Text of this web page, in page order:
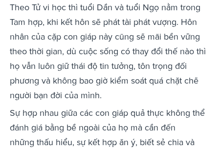
Theo Tử vi học thì tuổi Dần và tuổi Ngọ nằm trong
Tam hợp, khi kết hôn sẽ phát tài phát vượng. Hôn
nhân của cặp con giáp này cũng sẽ mãi bền vững
theo thời gian, dù cuộc sống có thay đổi thế nào thì
họ vẫn luôn giữ thái độ tin tưởng, tôn trọng đối
phương và không bao giờ kiểm soát quá chặt chẽ
người bạn đời của mình.
Sự hợp nhau giữa các con giáp quả thực không thể
đánh giá bằng bề ngoài của họ mà cần đến
những thấu hiểu, sự kết hợp ăn ý, biết sẻ chia và